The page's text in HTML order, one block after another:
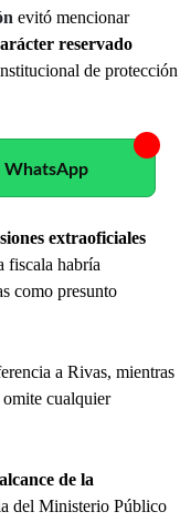
evitó mencionar
reservado
de protección
WhatsApp
extraoficiales
fiscala habría
como presunto
a Rivas, mientras
cualquier
de la
del Ministerio Público